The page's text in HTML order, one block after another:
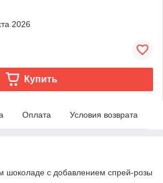
2026
Купить
Оплата Условия возврата
шоколаде с добавлением спрей-розы